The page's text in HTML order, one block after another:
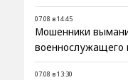
07.08 в 14:45
Мошенники
военнослужащего
07.08 в 13:30